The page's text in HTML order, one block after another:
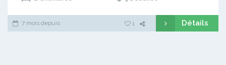
7 mois depuis 1 Détails